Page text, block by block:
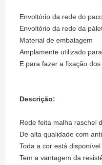
Envoltório da rede do
Envoltório da rede da
Material de embalagem
Amplamente utilizado
E para fazer a fixação
Descrição:
Rede feita malha raschel
De alta qualidade com
Toda a cor está disponível
Tem a vantagem da